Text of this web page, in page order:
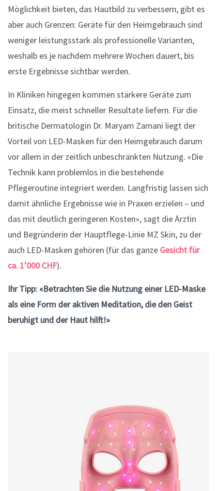
Möglichkeit bieten, das Hautbild zu verbessern, gibt es
aber auch Grenzen: Geräte für den Heimgebrauch sind
weniger leistungsstark als professionelle Varianten,
weshalb es je nachdem mehrere Wochen dauert, bis
erste Ergebnisse sichtbar werden.
In Kliniken hingegen kommen stärkere Geräte zum
Einsatz, die meist schneller Resultate liefern. Für die
britische Dermatologin Dr. Maryam Zamani liegt der
Vorteil von LED-Masken für den Heimgebrauch darum
vor allem in der zeitlich unbeschränkten Nutzung. «Die
Technik kann problemlos in die bestehende
Pflegeroutine integriert werden. Langfristig lassen sich
damit ähnliche Ergebnisse wie in Praxen erzielen – und
das mit deutlich geringeren Kosten», sagt die Ärztin
und Begründerin der Hauptflege-Linie MZ Skin, zu der
auch LED-Masken gehören (für das ganze Gesicht für
ca. 1’000 CHF).
Ihr Tipp: «Betrachten Sie die Nutzung einer LED-Maske
als eine Form der aktiven Meditation, die den Geist
beruhigt und der Haut hilft!»